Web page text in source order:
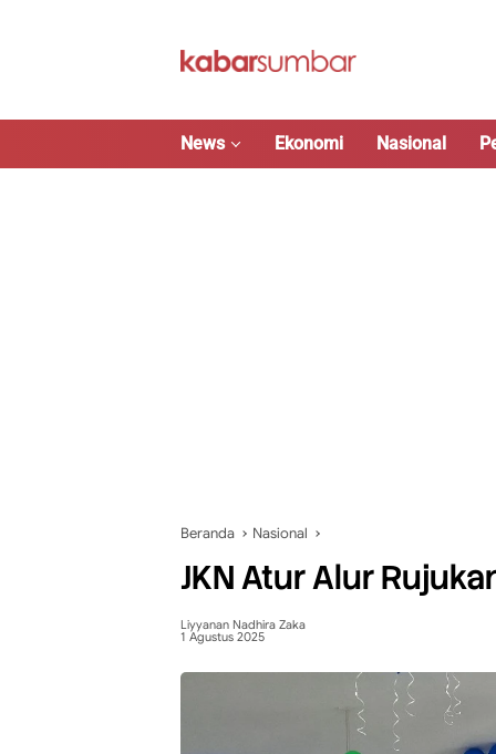
News Ekonomi Nasional
Beranda Nasional
JKN Atur Alur
Liyyanan Nadhira Zaka
1 Agustus 2025